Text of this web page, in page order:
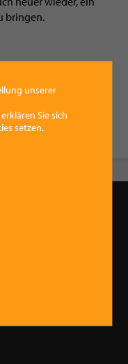
bringen.
die wirtschaftliche
die Attraktivität der
in der Region
und
kulturell und
unserer
Sie sich
setzen.